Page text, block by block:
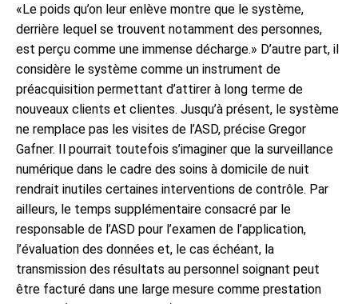
«Le poids qu’on leur enlève montre que le système,
derrière lequel se trouvent notamment des personnes,
est perçu comme une immense décharge.» D’autre part, il
considère le système comme un instrument de
préacquisition permettant d’attirer à long terme de
nouveaux clients et clientes. Jusqu’à présent, le système
ne remplace pas les visites de l’ASD, précise Gregor
Gafner. Il pourrait toutefois s’imaginer que la surveillance
numérique dans le cadre des soins à domicile de nuit
rendrait inutiles certaines interventions de contrôle. Par
ailleurs, le temps supplémentaire consacré par le
responsable de l’ASD pour l’examen de l’application,
l’évaluation des données et, le cas échéant, la
transmission des résultats au personnel soignant peut
être facturé dans une large mesure comme prestation